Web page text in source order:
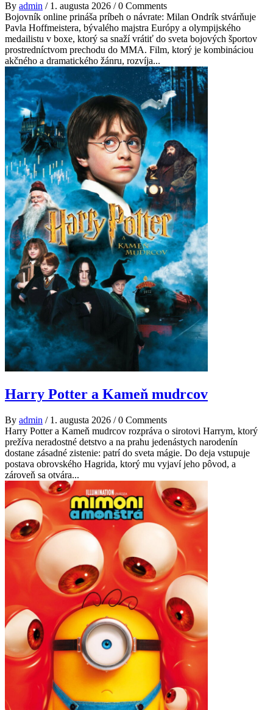
By admin / 1. augusta 2026 /0 Comments
Bojovník online prináša príbeh o návrate: Milan Ondrík stvárňuje
Pavla Hoffmeistera, bývalého majstra Európy a olympijského
medailistu v boxe, ktorý sa snaží vrátiť do sveta bojových športov
prostredníctvom prechodu do MMA. Film, ktorý je kombináciou
akčného a dramatického žánru, rozvíja...
Harry Potter a Kameň mudrcov
By admin / 1. augusta 2026 /0 Comments
Harry Potter a Kameň mudrcov rozpráva o sirotovi Harrym, ktorý
prežíva neradostné detstvo a na prahu jedenástych narodenín
dostane zásadné zistenie: patrí do sveta mágie. Do deja vstupuje
postava obrovského Hagrida, ktorý mu vyjaví jeho pôvod, a
zároveň sa otvára...